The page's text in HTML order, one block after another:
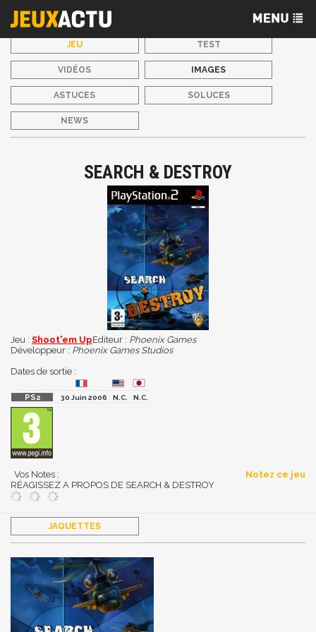
JEU TEST
VIDÉOS IMAGES
ASTUCES SOLUCES
NEWS
SEARCH & DESTROY
Jeu : Shoot'em UpEditeur : Phoenix Games
Développeur : Phoenix Games Studios
Dates de sortie :
30 Juin 2006 N.C. N.C.
Vos Notes :
Notez ce jeu
RÉAGISSEZ A PROPOS DE SEARCH & DESTROY
JAQUETTES